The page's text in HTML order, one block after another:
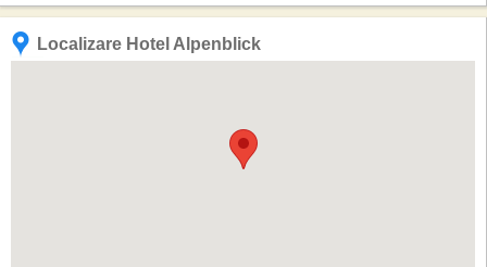
Localizare Hotel Alpenblick